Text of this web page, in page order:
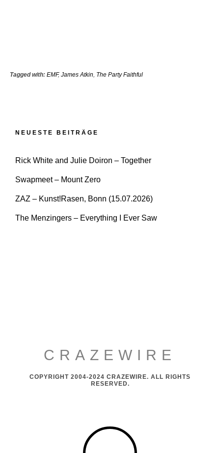
Tagged with: EMF, James Atkin, The Party Faithful
NEUESTE BEITRÄGE
Rick White and Julie Doiron – Together
Swapmeet – Mount Zero
ZAZ – Kunst!Rasen, Bonn (15.07.2026)
The Menzingers – Everything I Ever Saw
CRAZEWIRE
COPYRIGHT 2004-2024 CRAZEWIRE. ALL RIGHTS
RESERVED.